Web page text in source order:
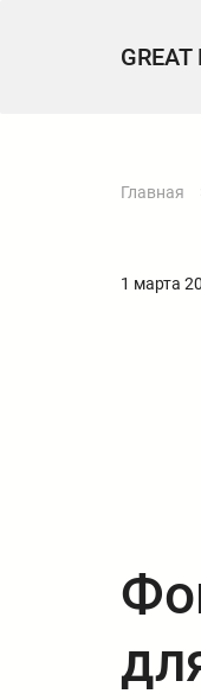
GREAT
Главная
1 марта